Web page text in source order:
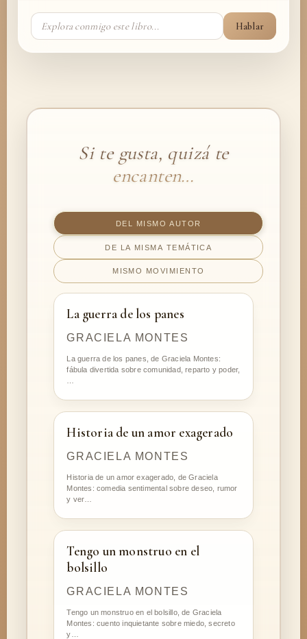
Hablar
Si te gusta, quizá te
encanten…
DEL MISMO AUTOR
DE LA MISMA TEMÁTICA
MISMO MOVIMIENTO
La guerra de los panes
GRACIELA MONTES
La guerra de los panes, de Graciela Montes:
fábula divertida sobre comunidad, reparto y poder,
Historia de un amor exagerado
GRACIELA MONTES
Historia de un amor exagerado, de Graciela
Montes: comedia sentimental sobre deseo, rumor
y ver…
Tengo un monstruo en el
bolsillo
GRACIELA MONTES
Tengo un monstruo en el bolsillo, de Graciela
Montes: cuento inquietante sobre miedo, secreto
y…